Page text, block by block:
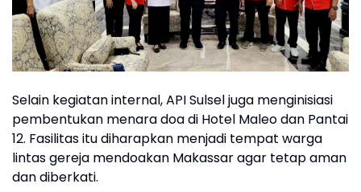
Selain kegiatan internal, API Sulsel juga menginisiasi
pembentukan menara doa di Hotel Maleo dan Pantai
12. Fasilitas itu diharapkan menjadi tempat warga
lintas gereja mendoakan Makassar agar tetap aman
dan diberkati.